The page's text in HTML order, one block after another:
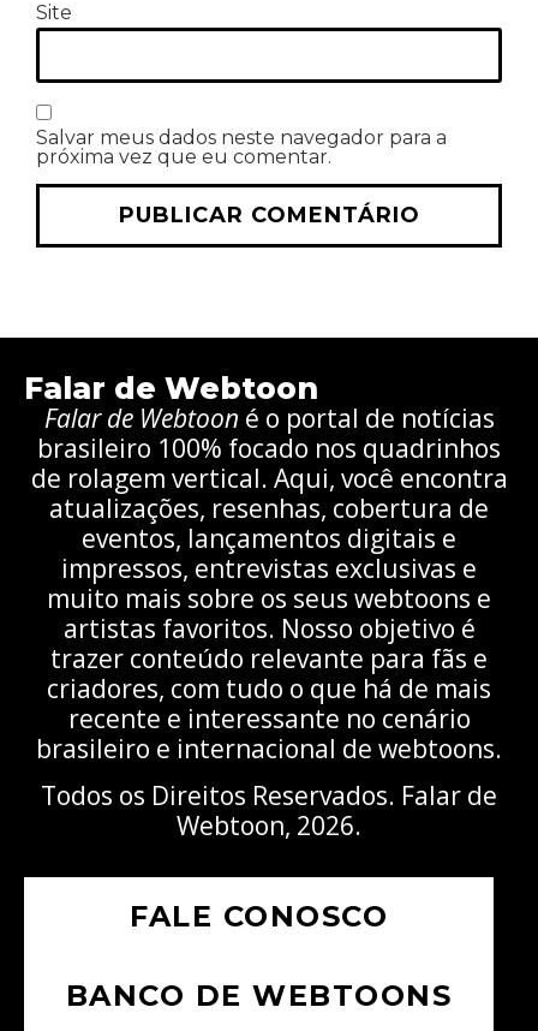
Site
Salvar meus dados neste navegador para a
próxima vez que eu comentar.
Falar de Webtoon
Falar de Webtoon é o portal de notícias
brasileiro 100% focado nos quadrinhos
de rolagem vertical. Aqui, você encontra
atualizações, resenhas, cobertura de
eventos, lançamentos digitais e
impressos, entrevistas exclusivas e
muito mais sobre os seus webtoons e
artistas favoritos. Nosso objetivo é
trazer conteúdo relevante para fãs e
criadores, com tudo o que há de mais
recente e interessante no cenário
brasileiro e internacional de webtoons.
Todos os Direitos Reservados. Falar de
Webtoon, 2026.
FALE CONOSCO
BANCO DE WEBTOONS